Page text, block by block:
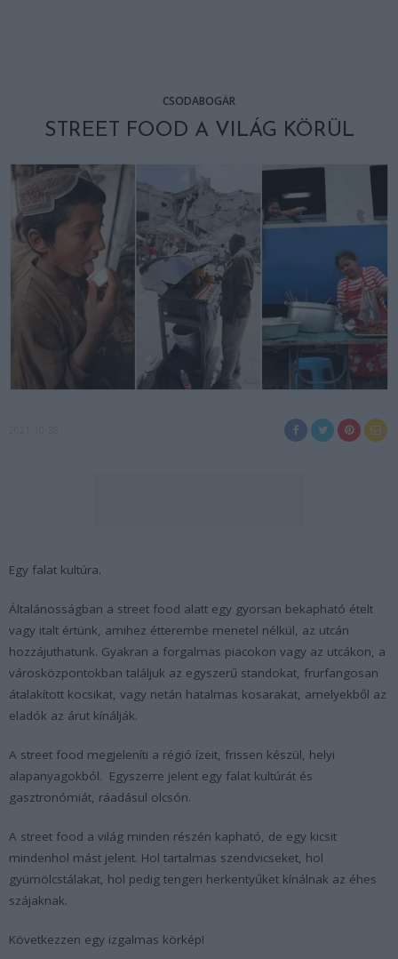
CSODABOGÁR
STREET FOOD A VILÁG KÖRÜL
Egy falat kultúra.
Általánosságban a street food alatt egy gyorsan bekapható ételt
vagy italt értünk, amihez étterembe menetel nélkül, az utcán
hozzájuthatunk. Gyakran a forgalmas piacokon vagy az utcákon, a
városközpontokban találjuk az egyszerű standokat, frurfangosan
átalakított kocsikat, vagy netán hatalmas kosarakat, amelyekből az
eladók az árut kínálják.
A street food megjeleníti a régió ízeit, frissen készül, helyi
alapanyagokból. Egyszerre jelent egy falat kultúrát és
gasztronómiát, ráadásul olcsón.
A street food a világ minden részén kapható, de egy kicsit
mindenhol mást jelent. Hol tartalmas szendvicseket, hol
gyümölcstálakat, hol pedig tengeri herkentyűket kínálnak az éhes
szájaknak.
Következzen egy izgalmas körkép!